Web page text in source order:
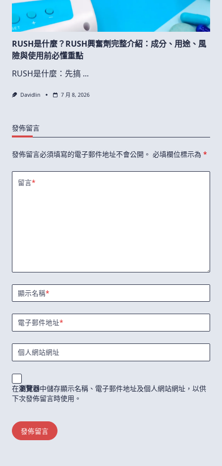
RUSH是什麼？RUSH興奮劑完整介紹：成分、用途、風
險與使用前必懂重點
RUSH是什麼：先搞 ...
Davidlin 7 月 8, 2026
發佈留言
發佈留言必須填寫的電子郵件地址不會公開。 必填欄位標示為 *
留言*
顯示名稱*
電子郵件地址*
個人網站網址
在瀏覽器中儲存顯示名稱、電子郵件地址及個人網站網址，以供
下次發佈留言時使用。